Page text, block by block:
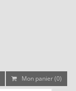
Mon panier (0)